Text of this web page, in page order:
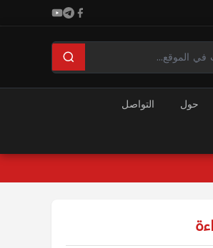
حول
التواصل